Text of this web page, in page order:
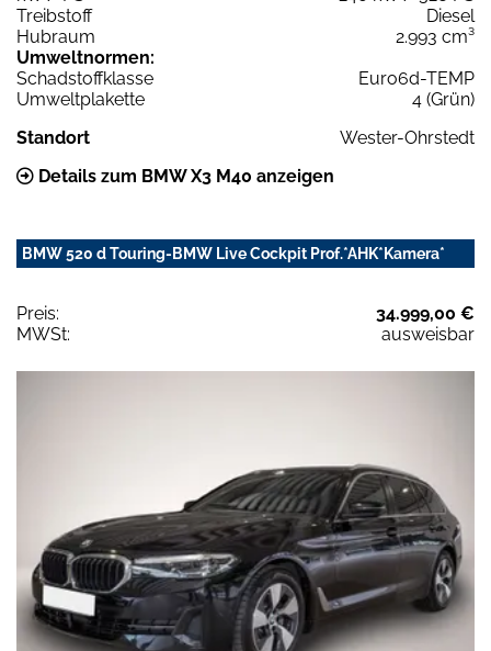
Treibstoff
Diesel
Hubraum
2.993 cm³
Umweltnormen:
Schadstoffklasse
Euro6d-TEMP
Umweltplakette
4 (Grün)
Standort
Wester-Ohrstedt
Details zum BMW X3 M40 anzeigen
BMW 520 d Touring-BMW Live Cockpit Prof.*AHK*Kamera*
Preis:
34.999,00 €
MWSt:
ausweisbar